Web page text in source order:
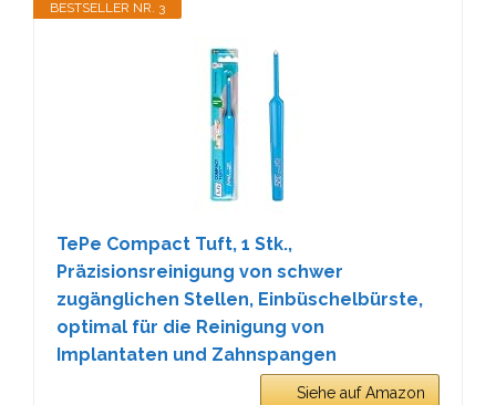
BESTSELLER NR. 3
TePe Compact Tuft, 1 Stk.,
Präzisionsreinigung von schwer
zugänglichen Stellen, Einbüschelbürste,
optimal für die Reinigung von
Implantaten und Zahnspangen
Siehe auf Amazon